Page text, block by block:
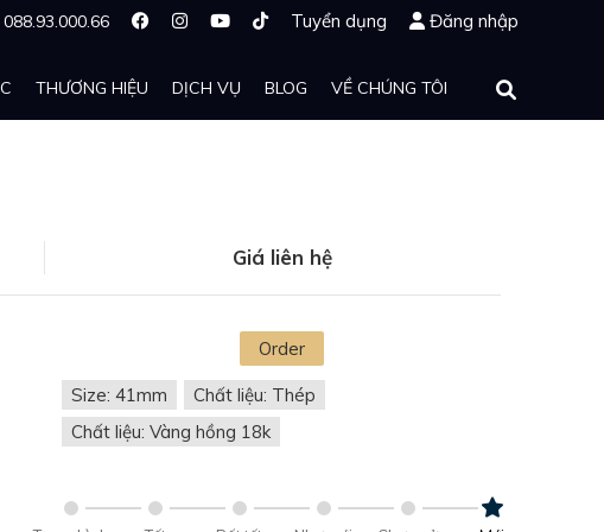
088.93.000.66 Tuyển dụng Đăng nhập
THƯƠNG HIỆU DỊCH VỤ BLOG VỀ CHÚNG TÔI
Giá liên hệ
Order
Size: 41mm
Chất liệu: Thép
Chất liệu: Vàng hồng 18k